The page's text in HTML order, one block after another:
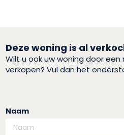
Deze woning is al
Wilt u ook uw woning door
verkopen? Vul dan het
Naam